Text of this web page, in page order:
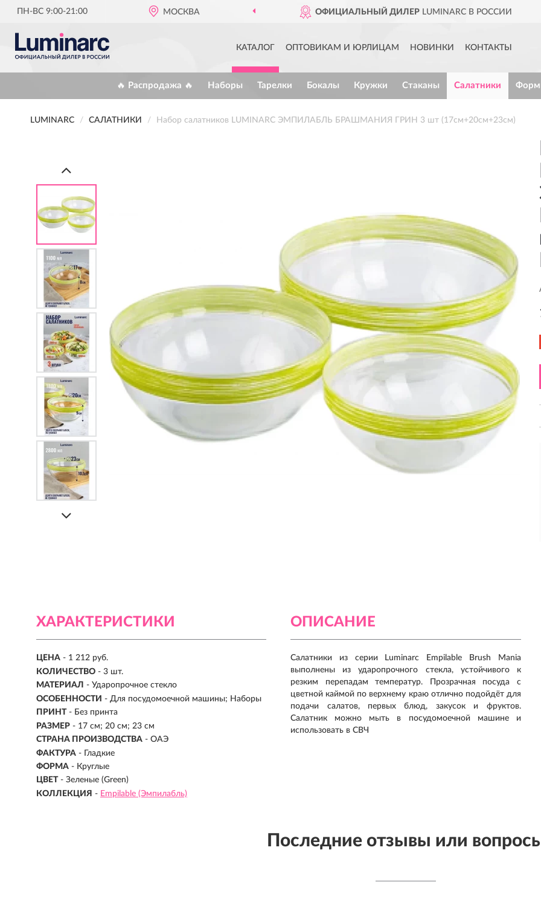
ПН-ВС 9:00-21:00 МОСКВА ОФИЦИАЛЬНЫЙ ДИЛЕРLUMINARC В РОССИИ
КАТАЛОГ ОПТОВИКАМ И ЮРЛИЦАМ НОВИНКИ КОНТАКТЫ
🔥 Распродажа 🔥 Наборы Тарелки Бокалы Кружки Стаканы Салатники
LUMINARC САЛАТНИКИ Набор салатников LUMINARC ЭМПИЛАБЛЬ БРАШМАНИЯ ГРИН 3 шт (17см+20см+23см)
ХАРАКТЕРИСТИКИ
ЦЕНА - 1 212 руб.
КОЛИЧЕСТВО - 3 шт.
МАТЕРИАЛ - Ударопрочное стекло
ОСОБЕННОСТИ - Для посудомоечной машины; Наборы
ПРИНТ - Без принта
РАЗМЕР - 17 см; 20 см; 23 см
СТРАНА ПРОИЗВОДСТВА - ОАЭ
ФАКТУРА - Гладкие
ФОРМА - Круглые
ЦВЕТ - Зеленые (Green)
КОЛЛЕКЦИЯ - Empilable (Эмпилабль)
ОПИСАНИЕ
Салатники из серии Luminarc Empilable Brush Mania
выполнены из ударопрочного стекла, устойчивого к
резким перепадам температур. Прозрачная посуда с
цветной каймой по верхнему краю отлично подойдёт для
подачи салатов, первых блюд, закусок и фруктов.
Салатник можно мыть в посудомоечной машине и
использовать в СВЧ
Последние отзывы или